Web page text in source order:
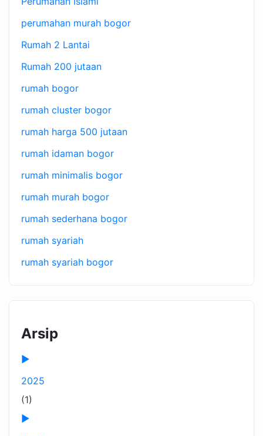
perumahan murah bogor
Rumah 2 Lantai
Rumah 200 jutaan
rumah bogor
rumah cluster bogor
rumah harga 500 jutaan
rumah idaman bogor
rumah minimalis bogor
rumah murah bogor
rumah sederhana bogor
rumah syariah
rumah syariah bogor
Arsip
►
2025
(1)
►